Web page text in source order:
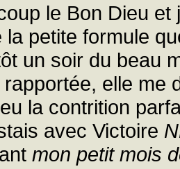
le Bon Dieu
la petite formule
un soir du beau
elle me
la contrition
avec Victoire
mon petit mois